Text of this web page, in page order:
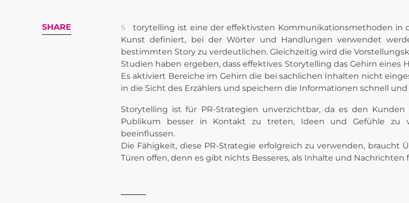
SHARE Storytelling ist eine der effektivsten Kommunikationsmethoden in der PR. Sie wird häufig als interaktive
Kunst definiert, bei der Wörter und Handlungen verwendet
bestimmten Story zu verdeutlichen. Gleichzeitig wird die
Studien haben ergeben, dass effektives Storytelling das Gehirn eines
Es aktiviert Bereiche im Gehirn die bei sachlichen Inhalten nicht
in die Sicht des Erzählers und speichern die Informationen schnell
Storytelling ist für PR-Strategien unverzichtbar, da es den
Publikum besser in Kontakt zu treten, Ideen und Gefühle zu
beeinflussen.
Die Fähigkeit, diese PR-Strategie erfolgreich zu verwenden, braucht
Türen offen, denn es gibt nichts Besseres, als Inhalte und